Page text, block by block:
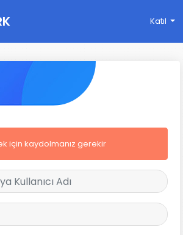
Katıl
için kaydolmanız gerekir